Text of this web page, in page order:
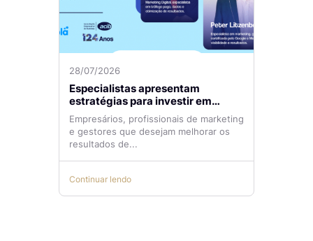
28/07/2026
Especialistas apresentam
estratégias para investir em
tráfego pago com mais eficiência
Empresários, profissionais de marketing
e gestores que desejam melhorar os
resultados de...
Continuar lendo